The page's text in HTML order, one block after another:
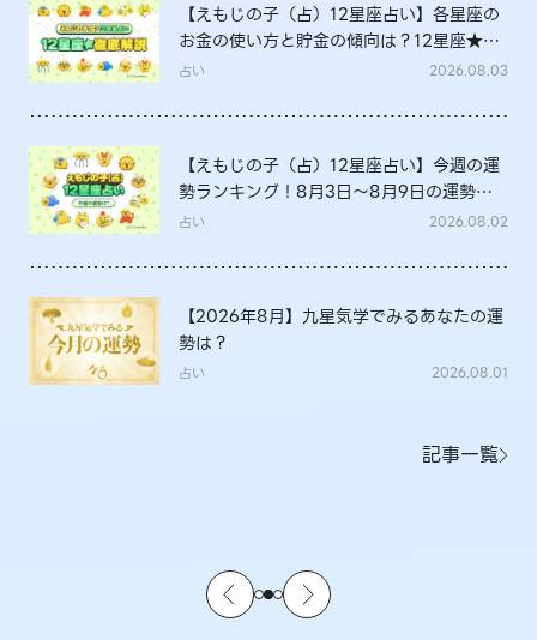
【えもじの子（占）12星座占い】各星座の
お金の使い方と貯金の傾向は？12星座★徹
底解説
占い 2026.08.03
【えもじの子（占）12星座占い】今週の運
勢ランキング！8月3日～8月9日の運勢
は？
占い 2026.08.02
【2026年8月】九星気学でみるあなたの運
勢は？
占い 2026.08.01
記事一覧